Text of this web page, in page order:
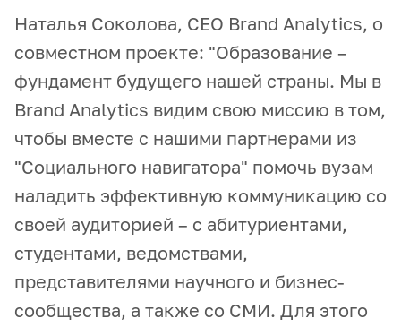
Наталья Соколова, СЕО Brand Analytics, о
совместном проекте: "Образование –
фундамент будущего нашей страны. Мы в
Brand Analytics видим свою миссию в том,
чтобы вместе с нашими партнерами из
"Социального навигатора" помочь вузам
наладить эффективную коммуникацию со
своей аудиторией – с абитуриентами,
студентами, ведомствами,
представителями научного и бизнес-
сообщества, а также со СМИ. Для этого